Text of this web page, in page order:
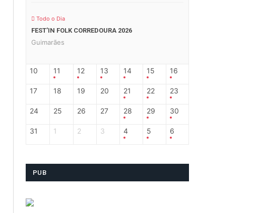
Todo o Dia
FEST’IN FOLK CORREDOURA 2026
Guimarães
10 11 12 13 14 15 16
17 18 19 20 21 22 23
24 25 26 27 28 29 30
31 1 2 3 4 5 6
PUB